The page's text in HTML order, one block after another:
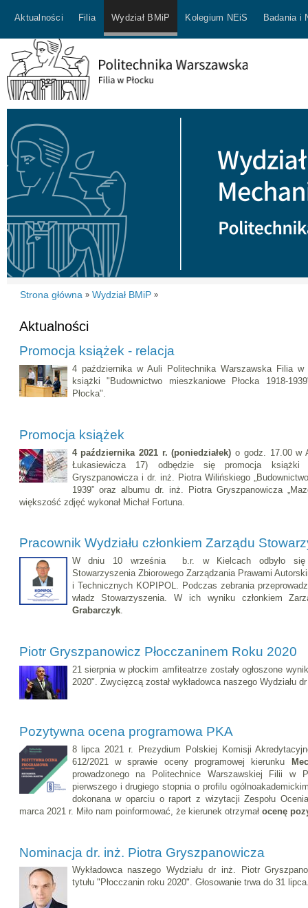
Aktualności Filia Wydział BMiP Kolegium NEiS Badania i
Strona główna » Wydział BMiP »
Aktualności
Promocja książek - relacja
4 października w Auli Politechnika Warszawska Filia w
książki "Budownictwo mieszkaniowe Płocka 1918-
Płocka".
Promocja książek
4 października 2021 r. (poniedziałek) o godz. 17.00 w
Łukasiewicza 17) odbędzie się promocja
Gryszpanowicza i dr. inż. Piotra Wilińskiego
1939” oraz albumu dr. inż. Piotra Gryszpanowicza
większość zdjęć wykonał Michał Fortuna.
Pracownik Wydziału członkiem Zarządu
W dniu 10 września b.r. w Kielcach odbyło się
Stowarzyszenia Zbiorowego Zarządzania Prawami
i Technicznych KOPIPOL. Podczas zebrania
władz Stowarzyszenia. W ich wyniku członkiem
Grabarczyk.
Piotr Gryszpanowicz Płocczaninem Roku 2020
21 sierpnia w płockim amfiteatrze zostały ogłoszone
2020". Zwycięzcą został wykładowca naszego Wydziału
Pozytywna ocena programowa PKA
8 lipca 2021 r. Prezydium Polskiej Komisji
612/2021 w sprawie oceny programowej kierunku
prowadzonego na Politechnice Warszawskiej Filii w
pierwszego i drugiego stopnia o profilu
dokonana w oparciu o raport z wizytacji Zespołu
marca 2021 r. Miło nam poinformować, że kierunek otrzymał ocenę
Nominacja dr. inż. Piotra Gryszpanowicza
Wykładowca naszego Wydziału dr inż. Piotr
tytułu "Płocczanin roku 2020". Głosowanie trwa do 31